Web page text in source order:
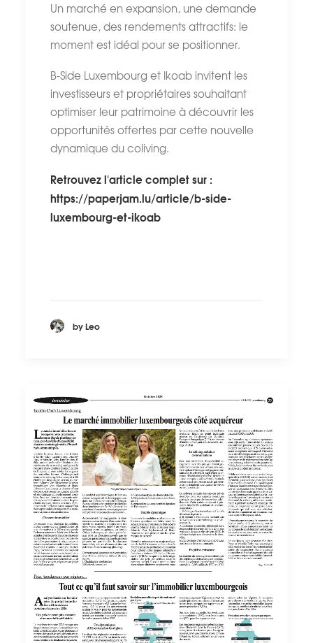
Un marché en expansion, une demande
soutenue, des rendements attractifs: le
moment est idéal pour se positionner.
B-Side Luxembourg et Ikoab invitent les
investisseurs et propriétaires souhaitant
optimiser leur patrimoine à découvrir les
opportunités offertes par cette nouvelle
dynamique du coliving.
Retrouvez l'article complet sur :
https://paperjam.lu/article/b-side-
luxembourg-et-ikoab
by Leo